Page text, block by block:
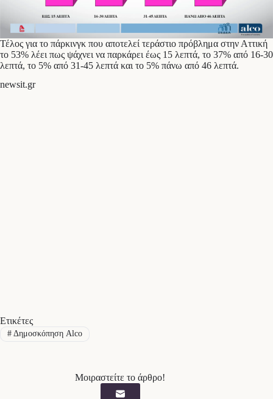
Τέλος για το πάρκινγκ που αποτελεί τεράστιο πρόβλημα στην Αττική
το 53% λέει πως ψάχνει να παρκάρει έως 15 λεπτά, το 37% από 16-30
λεπτά, το 5% από 31-45 λεπτά και το 5% πάνω από 46 λεπτά.
newsit.gr
Ετικέτες
#Δημοσκόπηση Alco
Μοιραστείτε το άρθρο!